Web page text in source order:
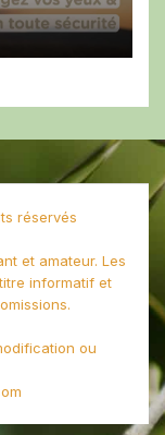
réservés
et amateur. Les
informatif et
ou